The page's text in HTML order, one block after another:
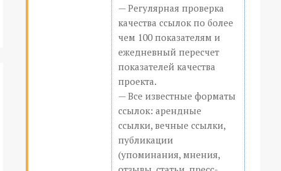
— Регулярная проверка
качества ссылок по более
чем 100 показателям и
ежедневный пересчет
показателей качества
проекта.
— Все известные форматы
ссылок: арендные
ссылки, вечные ссылки,
публикации
(упоминания, мнения,